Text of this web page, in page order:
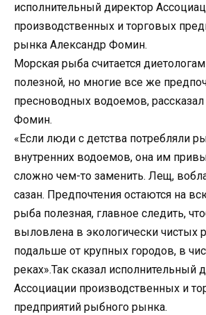
исполнительный директор
производственных и торговых
рынка Александр Фомин.
Морская рыба считается
полезной, но многие все же
пресноводных водоемов,
Фомин.
«Если люди с детства потребляли
внутренних водоемов, она им
сложно чем-то заменить. Лещ,
сазан. Предпочтения остаются на
рыба полезная, главное следить,
выловлена в экологически чистых
подальше от крупных городов, в
реках».Так сказал исполнительный
Ассоциации производственных и
предприятий рыбного рынка.